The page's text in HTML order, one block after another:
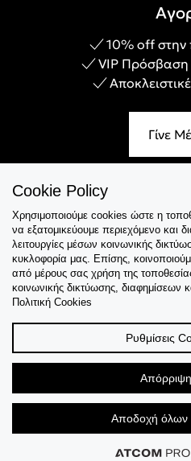
10% off
VIP Πρόσβαση
Γίνε
Εξυπηρέτηση
Collections
Tips & Guides
Cookie Policy
Χρησιμοποιούμε cookies ώστε η
να εξατομικεύουμε περιεχόμενο και
λειτουργίες μέσων κοινωνικής
κυκλοφορία μας. Επίσης,
από μέρους σας χρήση της
κοινωνικής δικτύωσης, διαφημίσεων
Πολιτική Cookies
Ρυθμίσεις
Αποδοχή όλων